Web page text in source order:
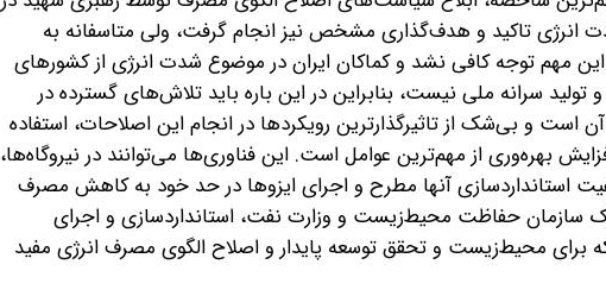
انرژی تاکید و هدف‌گذاری مشخص نیز انجام گرفت، ولی متاسفانه به
مهم توجه کافی نشد و کماکان ایران در موضوع شدت انرژی از کشورهای
سرانه ملی نیست، بنابراین در این باره باید تلاش‌های گسترده در
و بی‌شک از تاثیرگذارترین رویکردها در انجام این اصلاحات، استفاده
بهره‌وری از مهم‌ترین عوامل است. این فناوری‌ها می‌توانند در نیروگاه‌ها،
استانداردسازی آنها مطرح و اجرای ایزوها در حد خود به کاهش مصرف
سازمان حفاظت محیط‌زیست و وزارت نفت، استانداردسازی و اجرای
برای محیط‌زیست و تحقق توسعه پایدار و اصلاح الگوی مصرف انرژی مفید